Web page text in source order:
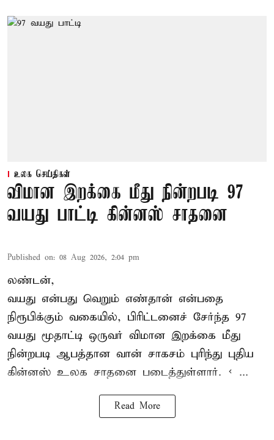
உலக செய்திகள்
விமான இறக்கை மீது நின்றபடி 97
வயது பாட்டி கின்னஸ் சாதனை
Published on: 08 Aug 2026, 2:04 pm
லண்டன்,
வயது என்பது வெறும் எண்தான் என்பதை
நிரூபிக்கும் வகையில், பிரிட்டனைச் சேர்ந்த 97
வயது மூதாட்டி ஒருவர் விமான இறக்கை மீது
நின்றபடி ஆபத்தான வான் சாகசம் புரிந்து புதிய
கின்னஸ் உலக சாதனை படைத்துள்ளார். < ...
Read More